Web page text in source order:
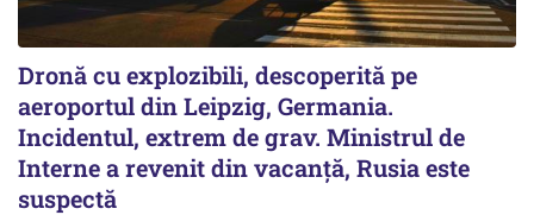
Dronă cu explozibili, descoperită pe
aeroportul din Leipzig, Germania.
Incidentul, extrem de grav. Ministrul de
Interne a revenit din vacanță, Rusia este
suspectă